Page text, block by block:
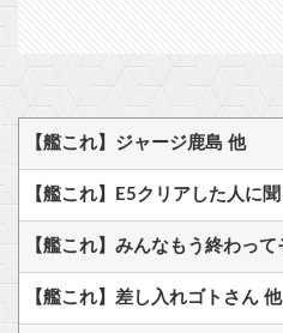
【艦これ】ジャージ鹿島 他
【艦これ】差し入れゴトさん 他